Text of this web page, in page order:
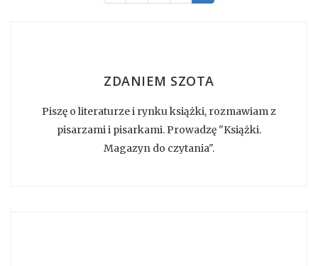
ZDANIEM SZOTA
Piszę o literaturze i rynku książki, rozmawiam z
pisarzami i pisarkami. Prowadzę "Książki.
Magazyn do czytania".